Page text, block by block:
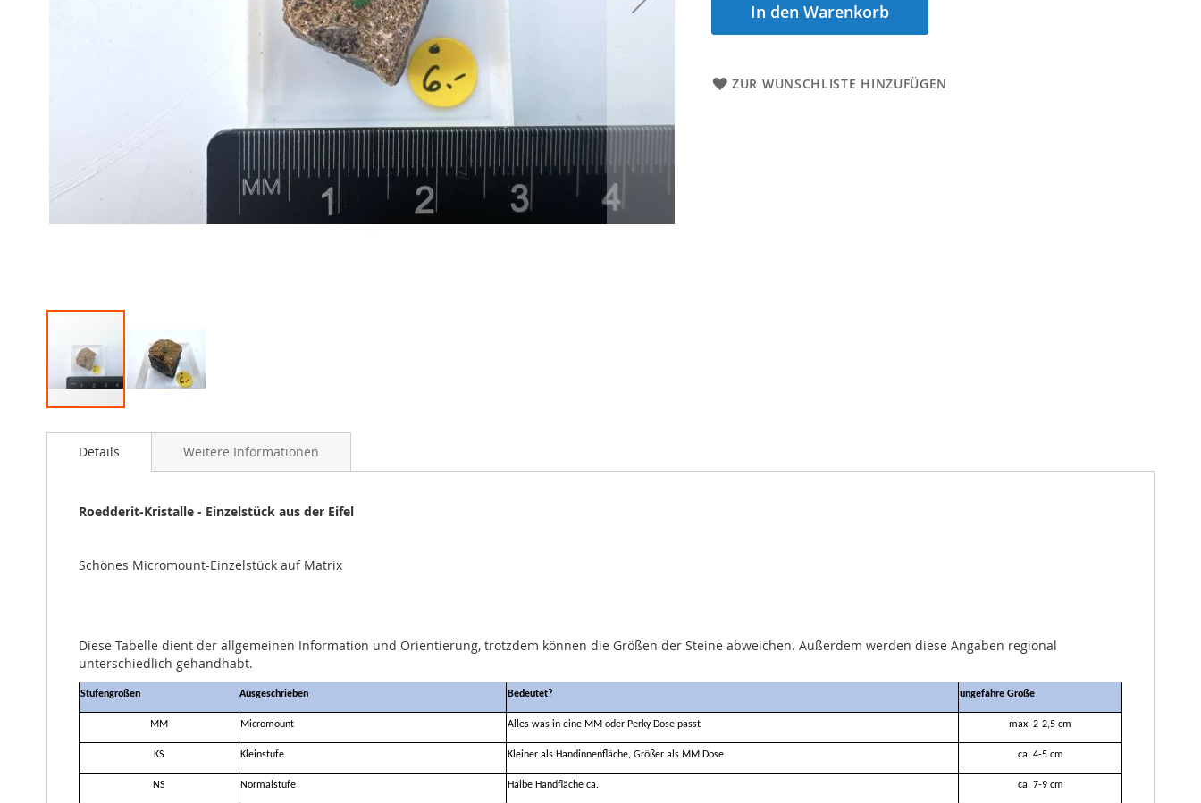
Anfang
In den Warenkorb
ZUR WUNSCHLISTE HINZUFÜGEN
Details
Roedderit-Kristalle - Einzelstück aus der Eifel
Schönes Micromount-Einzelstück auf Matrix
Diese Tabelle dient der allgemeinen Information und Orientierung, trotzdem können die Größen der Steine abweichen. Außerdem werden diese Angaben regional
unterschiedlich gehandhabt.
Stufengrößen Ausgeschrieben Bedeutet? ungefähre Größe
MM Micromount Alles was in eine MM oder Perky Dose passt max. 2-2,5 cm
KS Kleinstufe Kleiner als Handinnenfläche, Größer als MM Dose ca. 4-5 cm
NS Normalstufe Halbe Handfläche ca. ca. 7-9 cm
Weitere Informationen